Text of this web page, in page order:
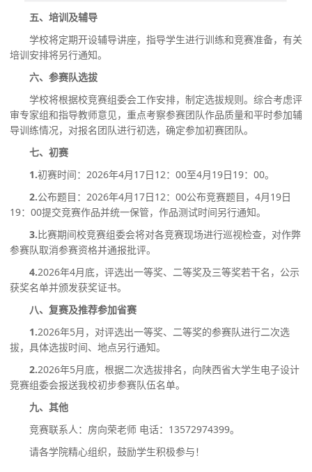
五、培训及辅导
学校将定期开设辅导讲座，指导学生进行训练和竞赛准备，有关
培训安排将另行通知。
六、参赛队选拔
学校将根据校竞赛组委会工作安排，制定选拔规则。综合考虑评
审专家组和指导教师意见，重点考察参赛团队作品质量和平时参加辅
导训练情况，对报名团队进行初选， 确定参加初赛团队。
七、初赛
1.初赛时间： 2026年4月17日12： 00至4月19日19：00。
2.公布题目： 2026年4月17日12： 00公布竞赛题目，4月19日
19：00提交竞赛作品并统一保管，作品测试时间另行通知。
3.比赛期间校竞赛组委会将对各竞赛现场进行巡视检查，对作弊
参赛队取消参赛资格并通报批评。
4.2026年4月底，评选出一等奖、二等奖及三等奖若干名，公示
获奖名单并颁发获奖证书。
八、复赛及推荐参加省赛
1.2026年5月，对评选出一等奖、二等奖的参赛队进行二次选
拔，具体选拔时间、地点另行通知。
2.2026年5月底，根据二次选拔排名，向陕西省大学生电子设计
竞赛组委会报送我校初步参赛队伍名单。
九、其他
竞赛联系人： 房向荣老师 电话： 13572974399。
请各学院精心组织， 鼓励学生积极参与！